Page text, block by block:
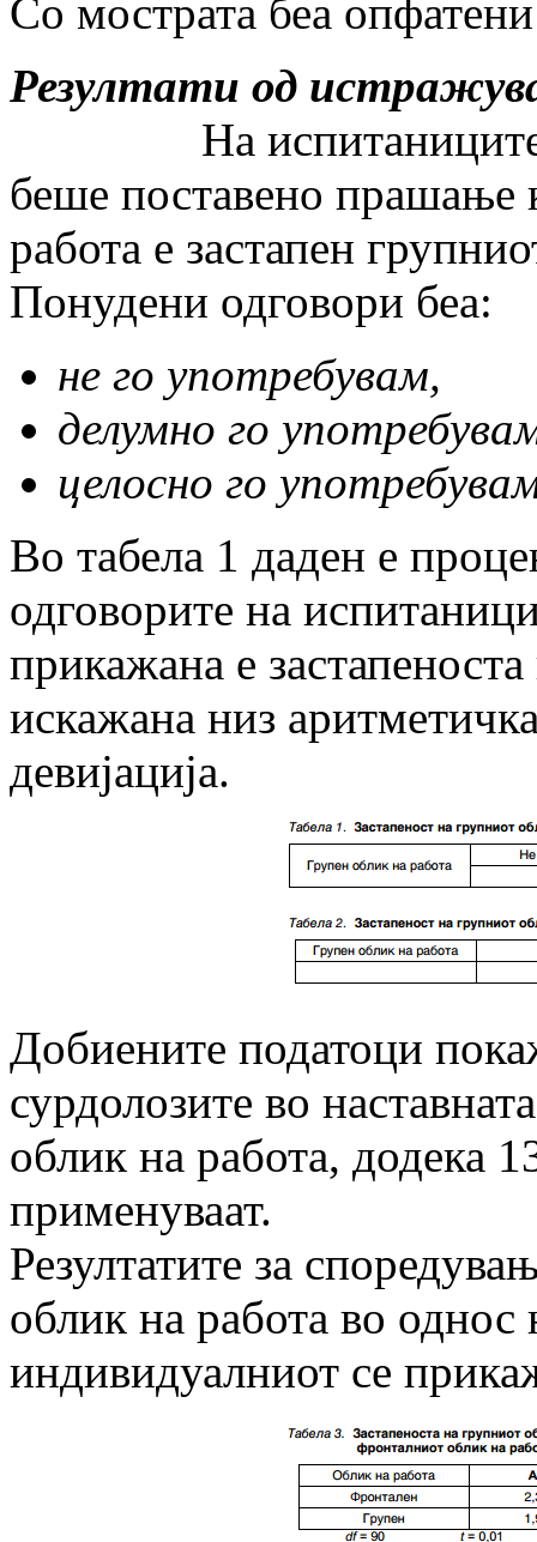
Со мострата беа
Резултати од
На
беше поставено прашање
работа е застапен
Понудени одговори беа:
не го употребувам,
делумно го
целосно го
Во табела 1 даден е
одговорите на
прикажана е
искажана низ
девијација.
Добиените податоци
сурдолозите во
облик на работа, додека
применуваат.
Резултатите за
облик на работа во
индивидуалниот се